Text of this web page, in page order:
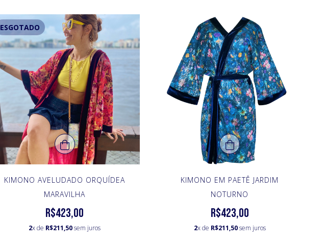
ESGOTADO
KIMONO AVELUDADO ORQUÍDEA
MARAVILHA
R$423,00
2x de R$211,50sem juros
KIMONO EM PAETÊ JARDIM
NOTURNO
R$423,00
2x de R$211,50sem juros